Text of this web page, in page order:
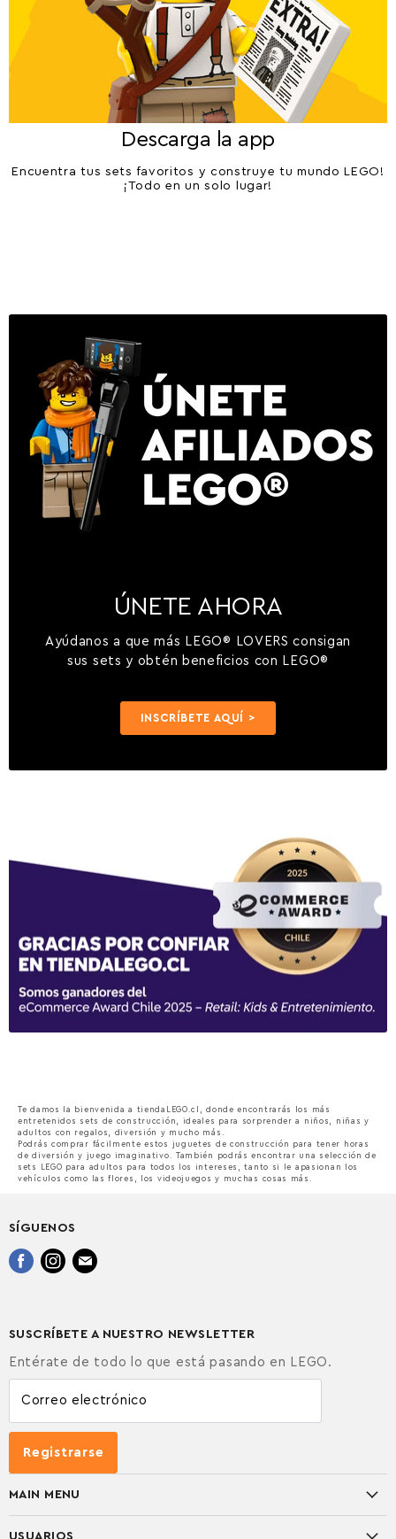
Descarga la app
Encuentra tus sets favoritos y construye tu mundo LEGO!
¡Todo en un solo lugar!
ÚNETE AHORA
Ayúdanos a que más LEGO® LOVERS consigan
sus sets y obtén beneficios con LEGO®
INSCRÍBETE AQUÍ >
Te damos la bienvenida a tiendaLEGO.cl, donde encontrarás los más
entretenidos sets de construcción, ideales para sorprender a niños, niñas y
adultos con regalos, diversión y mucho más.
Podrás comprar fácilmente estos juguetes de construcción para tener horas
de diversión y juego imaginativo. También podrás encontrar una selección de
sets LEGO para adultos para todos los intereses, tanto si le apasionan los
vehículos como las flores, los videojuegos y muchas cosas más.
SÍGUENOS
Encuéntrenos
Encuéntrenos
Encuéntrenos
SUSCRÍBETE A NUESTRO NEWSLETTER
Entérate de todo lo que está pasando en LEGO.
Correo electrónico
Registrarse
MAIN MENU
USUARIOS